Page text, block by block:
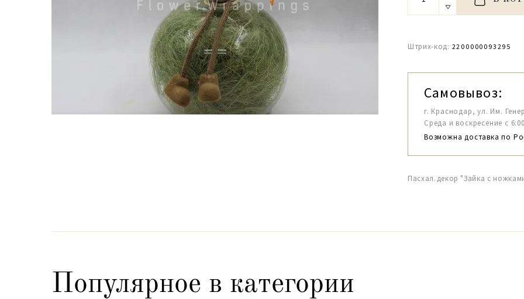
Штрих-код: 2200000093295
Самовывоз:
г. Краснодар, ул. Им.
Среда и воскресение с
Возможна доставка по
Пасхал.декор "Зайка с
Популярное в категории